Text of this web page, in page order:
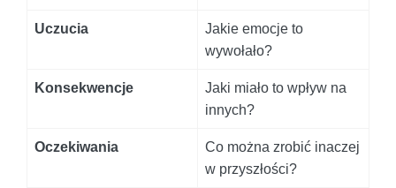
Uczucia
Jakie emocje to
wywołało?
Konsekwencje
Jaki miało to wpływ na
innych?
Oczekiwania
Co można zrobić inaczej
w przyszłości?